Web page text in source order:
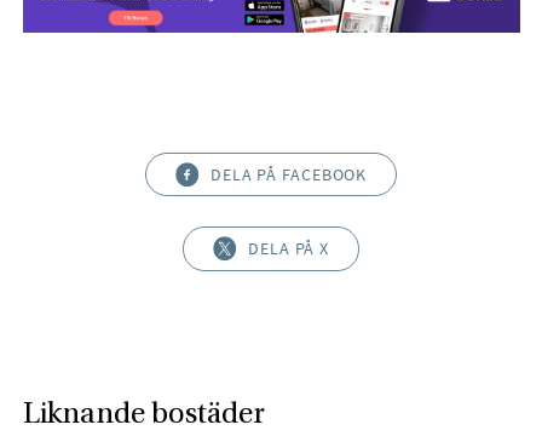
DELA PÅ FACEBOOK
DELA PÅ X
Liknande bostäder